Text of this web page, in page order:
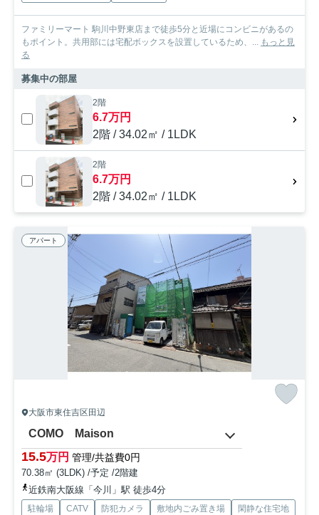
ファミリーマート 駒川中野東店まで徒歩5分と近場にコンビニがあるの
もポイント。共用部には宅配ボックスを設置しているため、... もっと見
る
募集中の部屋
2階
6.7万円
2階 / 34.02㎡ / 1LDK
2階
6.7万円
2階 / 34.02㎡ / 1LDK
アパート
大阪市東住吉区田辺
COMO Maison
15.5万円 管理/共益費0円
70.38㎡ (3LDK) /予定 /2階建
近鉄南大阪線「今川」駅 徒歩4分
駐輪場 CATV 防犯カメラ 敷地内ごみ置き場
閑静な住宅地